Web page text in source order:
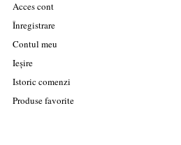
Acces cont
Înregistrare
Contul meu
Ieșire
Istoric comenzi
Produse favorite